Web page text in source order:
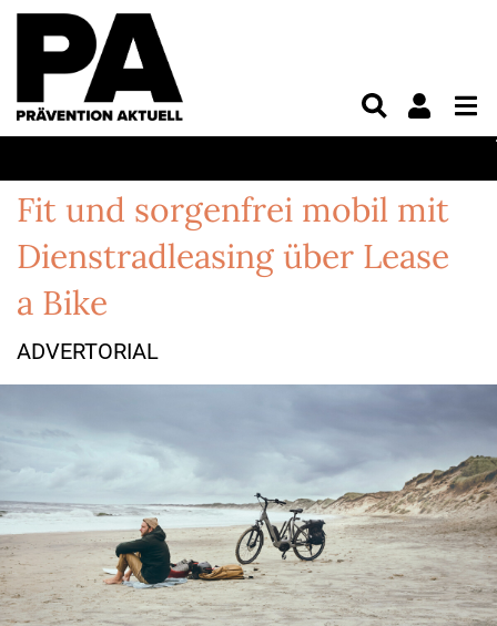
Fit und sorgenfrei mobil mit
Dienstradleasing über Lease
a Bike
ADVERTORIAL